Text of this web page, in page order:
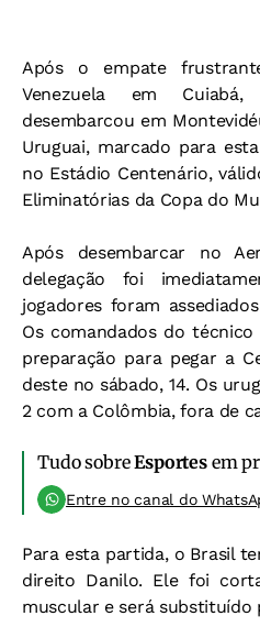
Após o empate
Venezuela em
desembarcou em
Uruguai, marcado para
no Estádio Centenário,
Eliminatórias da Copa do
Após desembarcar no
delegação foi
jogadores foram
Os comandados do
preparação para pegar a
deste no sábado, 14. Os
2 com a Colômbia, fora de
Tudo sobreEsportesem
Entre no canal do
Para esta partida, o Brasil
direito Danilo. Ele foi
muscular e será substituído